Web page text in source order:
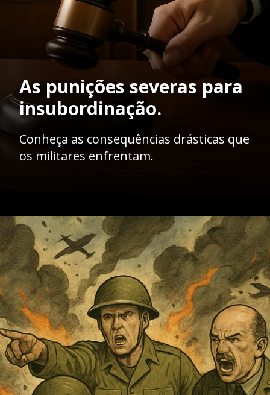
As punições severas para
insubordinação.
Conheça as consequências drásticas que
os militares enfrentam.
Opening https://ademilsoncs.adv.br/